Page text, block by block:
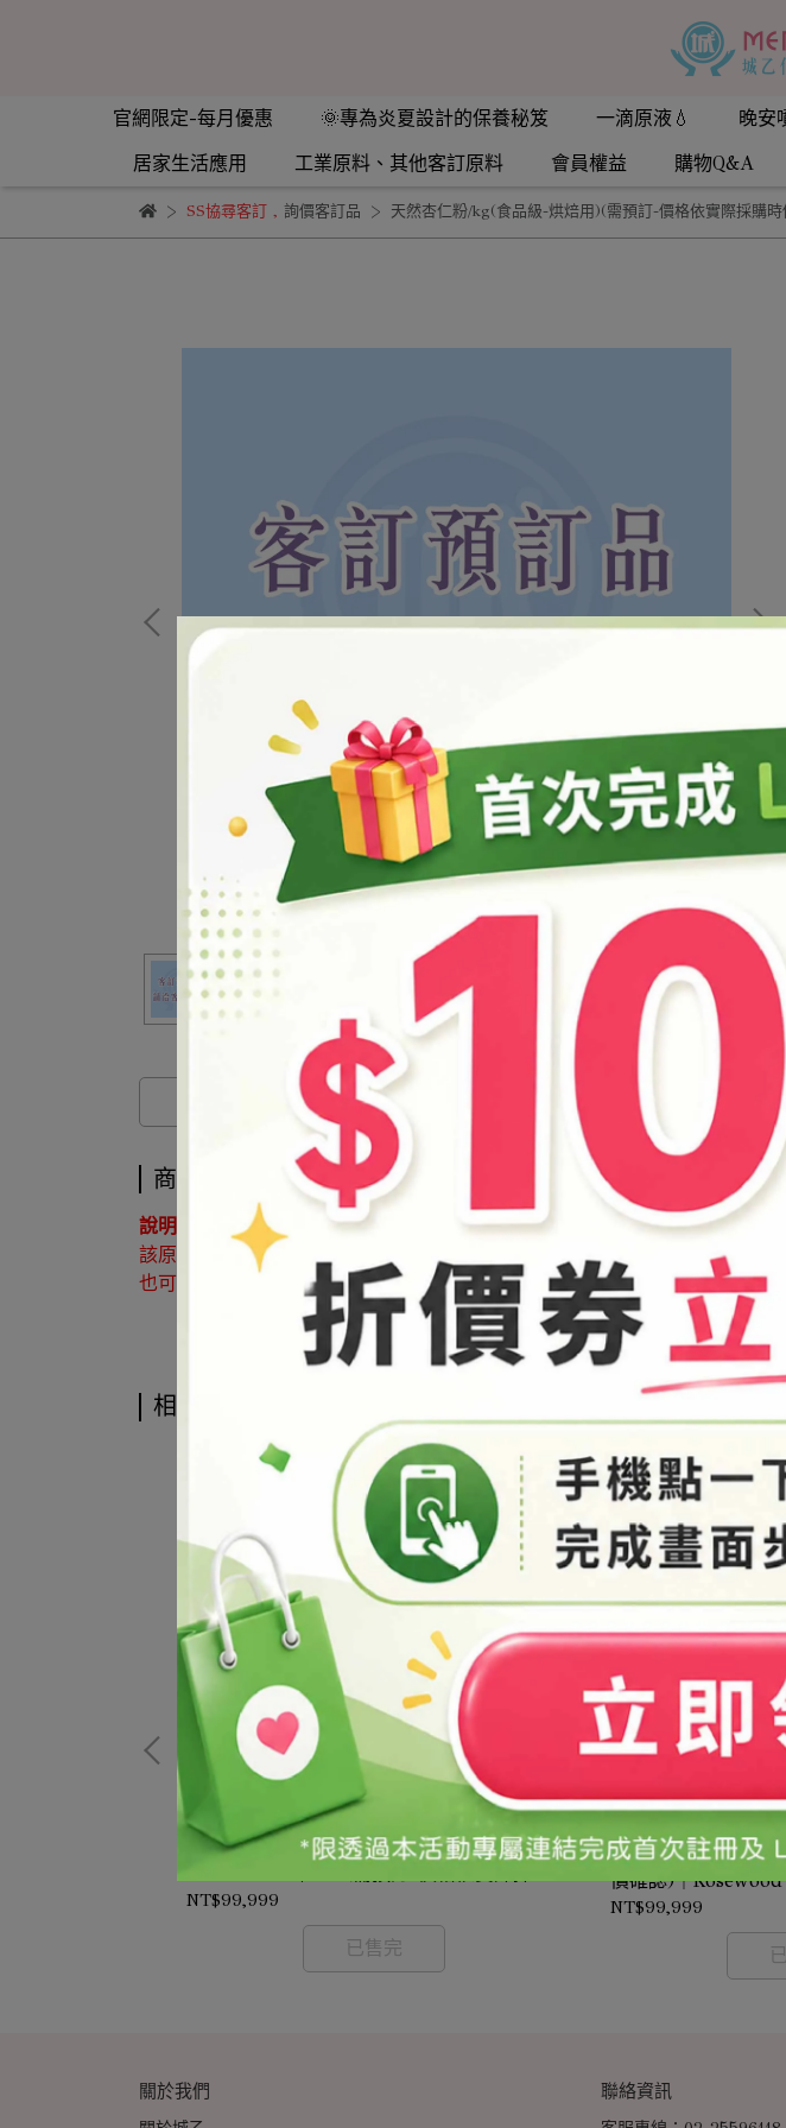
官網限定-每月優惠 🌞專為炎夏設計的保養秘笈 一滴原液💧 晚安
居家生活應用
工業原料、其他客訂原料 會員權益 購物Q&A
SS協尋客訂, 詢價客訂品 天然杏仁粉/kg(食品級-烘焙用)(需預訂-價格依實際採購時
商品介紹
說明 ：
該原料屬於協尋客訂品，如有購買需求請來電洽詢02-25596118
也可利用 LINE@官方帳號詢問 帳號搜尋「@syb1803x」
相關商品
保濕乾洗手凝露/Alcohol-Based Hand
時價確認)
NT$99,999
已售完
花梨木精油/1kg(需
價確認)｜
NT$99,999
關於我們 聯絡資訊